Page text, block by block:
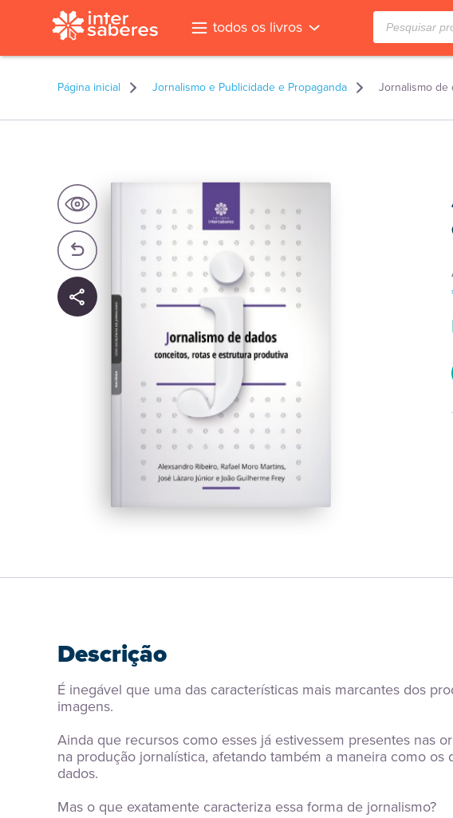
todos os livros Pesquisar
produtos
Página inicial Jornalismo e Publicidade e Propaganda Jornalismo de
Descrição
É inegável que uma das características mais marcantes dos
imagens.
Ainda que recursos como esses já estivessem presentes nas
na produção jornalística, afetando também a maneira como
dados.
Mas o que exatamente caracteriza essa forma de jornalismo?